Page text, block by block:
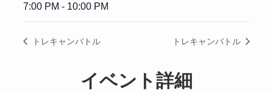
7:00 PM - 10:00 PM
トレキャンバトル トレキャンバトル
イベント詳細